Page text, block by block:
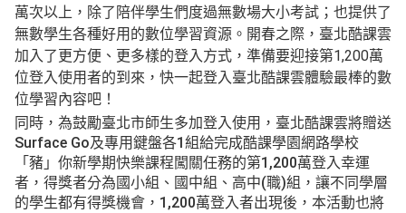
萬次以上，除了陪伴學生們度過無數場大小考試；也提供了
無數學生各種好用的數位學習資源。開春之際，臺北酷課雲
加入了更方便、更多樣的登入方式，準備要迎接第1,200萬
位登入使用者的到來，快一起登入臺北酷課雲體驗最棒的數
位學習內容吧！
同時，為鼓勵臺北市師生多加登入使用，臺北酷課雲將贈送
Surface Go及專用鍵盤各1組給完成酷課學園網路學校
「豬」你新學期快樂課程闖關任務的第1,200萬登入幸運
者，得獎者分為國小組、國中組、高中(職)組，讓不同學層
的學生都有得獎機會，1,200萬登入者出現後，本活動也將